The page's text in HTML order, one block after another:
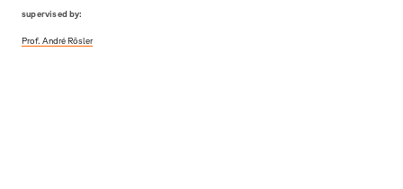
supervised by:
Prof. André Rösler